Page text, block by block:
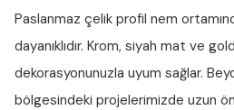
Paslanmaz çelik profil nem
dayanıklıdır. Krom, siyah mat ve
dekorasyonunuzla uyum sağlar.
bölgesindeki projelerimizde uzun